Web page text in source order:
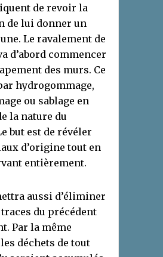
de revoir la
de lui donner un
Le ravalement de
d’abord commencer
des murs. Ce
hydrogommage,
ou sablage en
la nature du
but est de révéler
d’origine tout en
entièrement.
aussi d’éliminer
du précédent
Par la même
déchets de tout